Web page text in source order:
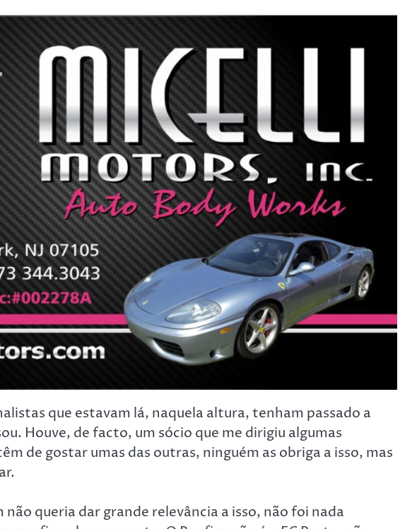
que estavam lá, naquela altura, tenham passado a
Houve, de facto, um sócio que me dirigiu algumas
de gostar umas das outras, ninguém as obriga a isso, mas
queria dar grande relevância a isso, não foi nada